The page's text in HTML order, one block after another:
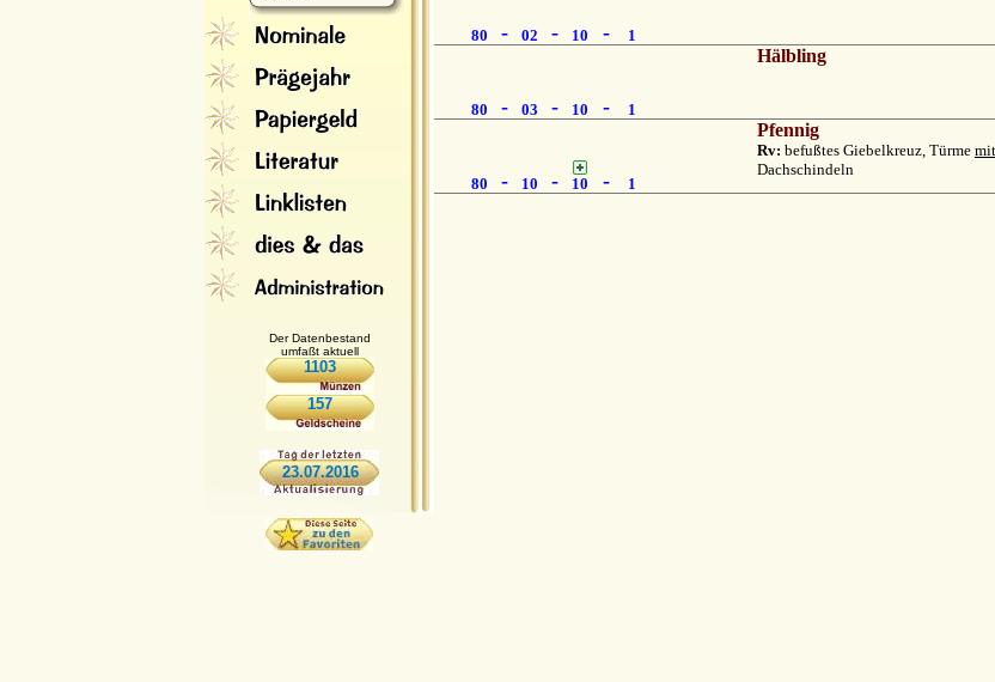
Der Datenbestand
umfaßt aktuell
1103
157
23.07.2016
80 - 02 - 10 - 1
80 - 03 - 10 - 1
Hälbling
80 - 10 - 10 - 1
Pfennig
Rv: befußtes Giebelkreuz, Türme mit
Dachschindeln